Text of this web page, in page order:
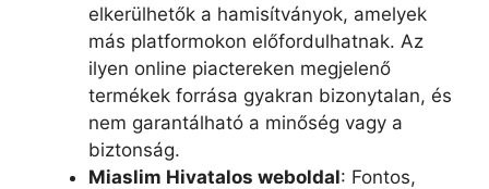
elkerülhetők a hamisítványok, amelyek
más platformokon előfordulhatnak. Az
ilyen online piactereken megjelenő
termékek forrása gyakran bizonytalan, és
nem garantálható a minőség vagy a
biztonság.
Miaslim Hivatalos weboldal: Fontos,